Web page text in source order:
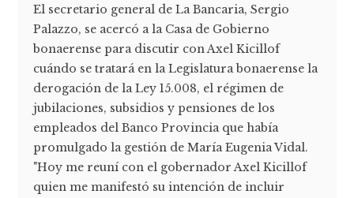
El secretario general de La Bancaria, Sergio
Palazzo, se acercó a la Casa de Gobierno
bonaerense para discutir con Axel Kicillof
cuándo se tratará en la Legislatura bonaerense la
derogación de la Ley 15.008, el régimen de
jubilaciones, subsidios y pensiones de los
empleados del Banco Provincia que había
promulgado la gestión de María Eugenia Vidal.
"Hoy me reuní con el gobernador Axel Kicillof
quien me manifestó su intención de incluir